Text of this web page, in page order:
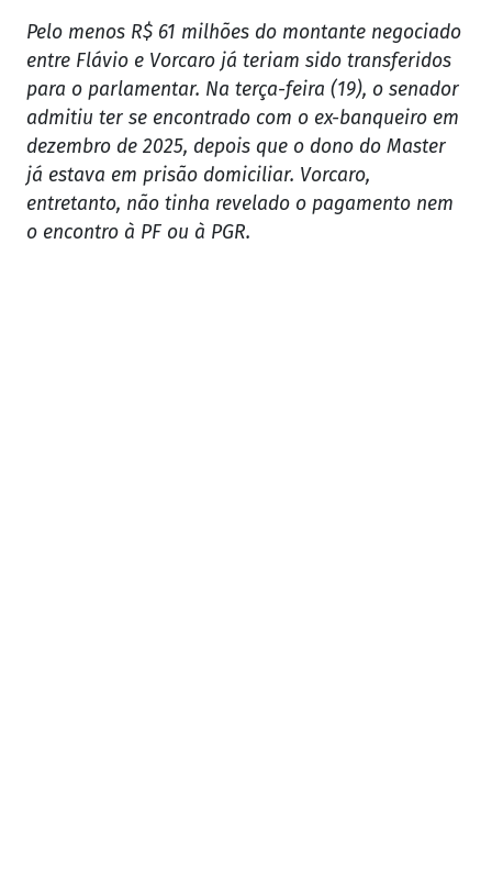
Pelo menos R$ 61 milhões do montante negociado
entre Flávio e Vorcaro já teriam sido transferidos
para o parlamentar. Na terça-feira (19), o senador
admitiu ter se encontrado com o ex-banqueiro em
dezembro de 2025, depois que o dono do Master
já estava em prisão domiciliar. Vorcaro,
entretanto, não tinha revelado o pagamento nem
o encontro à PF ou à PGR.